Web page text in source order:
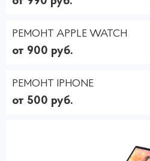
РЕМОНТ APPLE WATCH
от 900 руб.
РЕМОНТ IPHONE
от 500 руб.